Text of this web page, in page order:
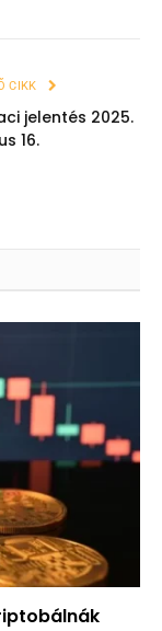
CIKK
jelentés 2025.
16.